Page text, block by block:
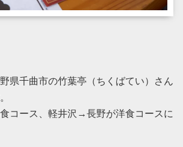
県千曲市の竹葉亭（ちくばてい）さん
コース、軽井沢→長野が洋食コースに